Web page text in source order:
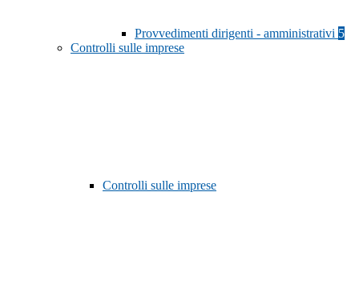
Provvedimenti dirigenti - amministrativi 5
Controlli sulle imprese
Controlli sulle imprese